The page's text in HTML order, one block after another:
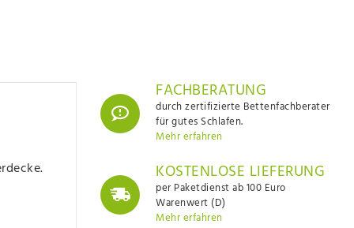
FACHBERATUNG
durch zertifizierte Bettenfachberater
für gutes Schlafen.
Mehr erfahren
KOSTENLOSE LIEFERUNG
per Paketdienst ab 100 Euro
Warenwert (D)
Mehr erfahren